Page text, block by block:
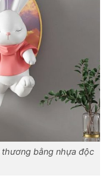
bằng nhựa độc